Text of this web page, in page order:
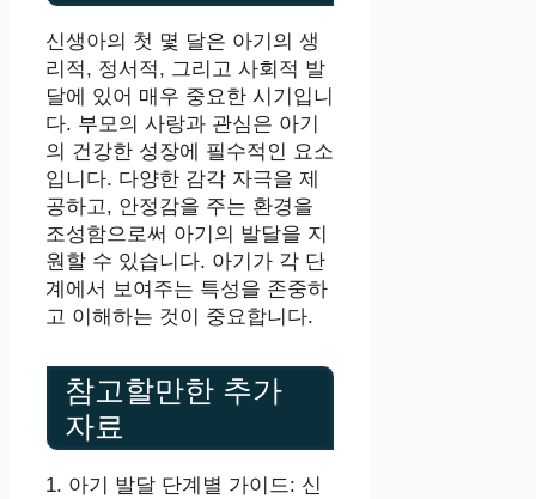
신생아의 첫 몇 달은 아기의 생
리적, 정서적, 그리고 사회적 발
달에 있어 매우 중요한 시기입니
다. 부모의 사랑과 관심은 아기
의 건강한 성장에 필수적인 요소
입니다. 다양한 감각 자극을 제
공하고, 안정감을 주는 환경을
조성함으로써 아기의 발달을 지
원할 수 있습니다. 아기가 각 단
계에서 보여주는 특성을 존중하
고 이해하는 것이 중요합니다.
참고할만한 추가
자료
1. 아기 발달 단계별 가이드: 신